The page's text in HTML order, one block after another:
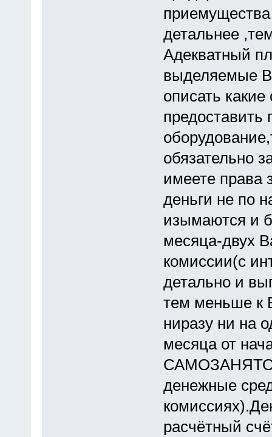
детальнее
Адекватный
выделяемые
описать какие
предоставить
обязательно
имеете права
деньги не по
изымаются и
месяца-двух
комиссии(с
детально и
тем меньше к
ниразу ни на
месяца от
денежные
расчётный